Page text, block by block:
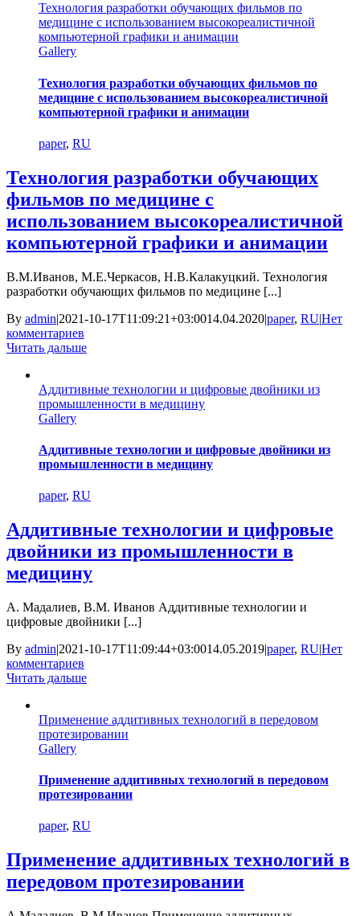
Технология разработки обучающих фильмов по
медицине с использованием высокореалистичной
компьютерной графики и анимации
Gallery
Технология разработки обучающих фильмов по
медицине с использованием высокореалистичной
компьютерной графики и анимации
paper, RU
Технология разработки обучающих
фильмов по медицине с
использованием высокореалистичной
компьютерной графики и анимации
В.М.Иванов, М.Е.Черкасов, Н.В.Калакуцкий. Технология
разработки обучающих фильмов по медицине [...]
By admin|2021-10-17T11:09:21+03:0014.04.2020|paper, RU|Нет
комментариев
Читать дальше
Аддитивные технологии и цифровые двойники из
промышленности в медицину
Gallery
Аддитивные технологии и цифровые двойники из
промышленности в медицину
paper, RU
Аддитивные технологии и цифровые
двойники из промышленности в
медицину
А. Мадалиев, В.М. Иванов Аддитивные технологии и
цифровые двойники [...]
By admin|2021-10-17T11:09:44+03:0014.05.2019|paper, RU|Нет
комментариев
Читать дальше
Применение аддитивных технологий в передовом
протезировании
Gallery
Применение аддитивных технологий в передовом
протезировании
paper, RU
Применение аддитивных технологий в
передовом протезировании